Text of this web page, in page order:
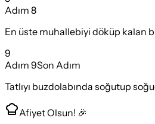
Adım 8
En üste muhallebiyi döküp kalan
9
Adım 9Son Adım
Tatlıyı buzdolabında soğutup
Afiyet Olsun! 🎉